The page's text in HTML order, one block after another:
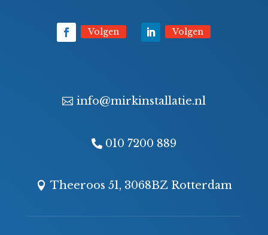
Volgen Volgen
info@mirkinstallatie.nl
010 7200 889
Theeroos 51, 3068BZ Rotterdam